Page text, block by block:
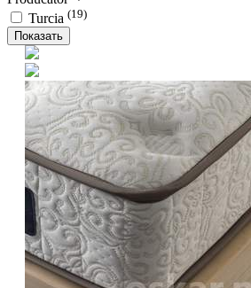
Turcia (19)
Показать